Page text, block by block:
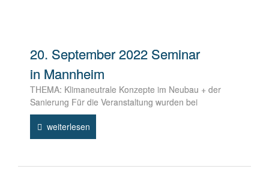
20. September 2022 Seminar
in Mannheim
THEMA: Klimaneutrale Konzepte im Neubau + der
Sanierung Für die Veranstaltung wurden bei
weiterlesen